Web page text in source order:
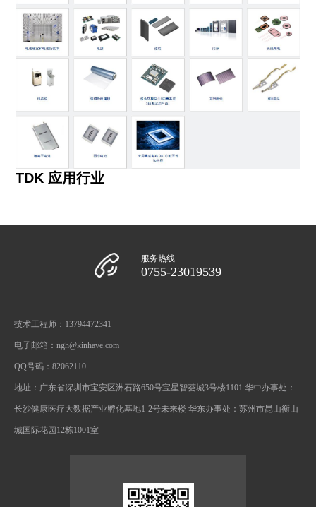
TDK 应用行业
服务热线
0755-23019539
技术工程师：13794472341
电子邮箱：ngh@kinhave.com
QQ号码：82062110
地址：广东省深圳市宝安区洲石路650号宝星智荟城3号楼1101 华中办事处：
长沙健康医疗大数据产业孵化基地1-2号未来楼 华东办事处：苏州市昆山衡山
城国际花园12栋1001室